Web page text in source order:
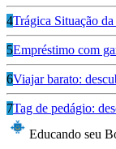
4Trágica Situação
5Empréstimo com
6Viajar barato:
7Tag de pedágio:
Educando seu